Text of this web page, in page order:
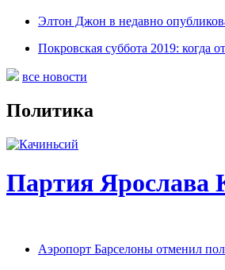
Элтон Джон в недавно
Покровская суббота 2019: когда
все новости
Политика
Партия Ярослава
Аэропорт Барселоны отменил